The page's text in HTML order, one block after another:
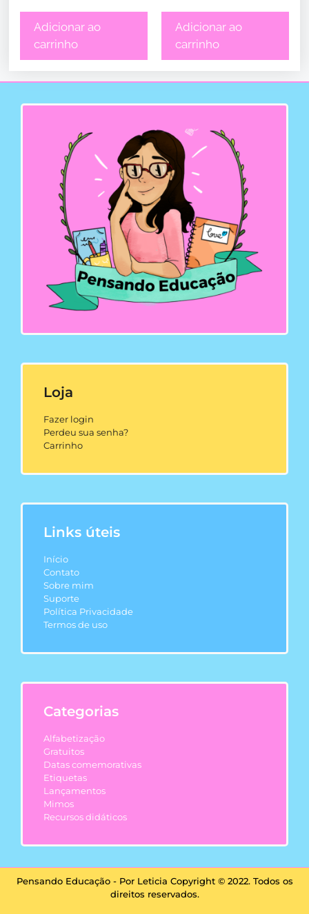
Adicionar ao
carrinho
Adicionar ao
carrinho
Loja
Fazer login
Perdeu sua senha?
Carrinho
Links úteis
Início
Contato
Sobre mim
Suporte
Política Privacidade
Termos de uso
Categorias
Alfabetização
Gratuitos
Datas comemorativas
Etiquetas
Lançamentos
Mimos
Recursos didáticos
Pensando Educação - Por Leticia Copyright © 2022. Todos os
direitos reservados.